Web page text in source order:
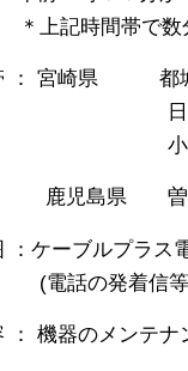
帯で数分間程
： 宮崎県 都城
、西諸
市野
県 曽於市
：ケーブルプラス
発着信等
： 機器のメンテナ